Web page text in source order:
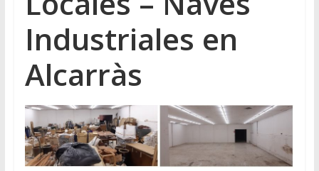
Industriales en
Alcarràs